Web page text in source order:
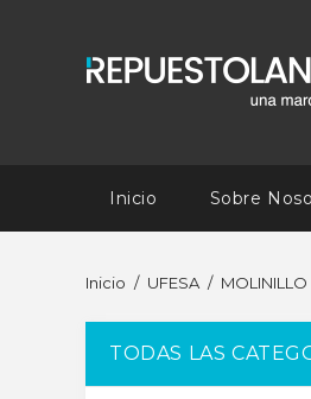
Inicio Sobre
Inicio UFESA MOLINILLO
TODAS LAS